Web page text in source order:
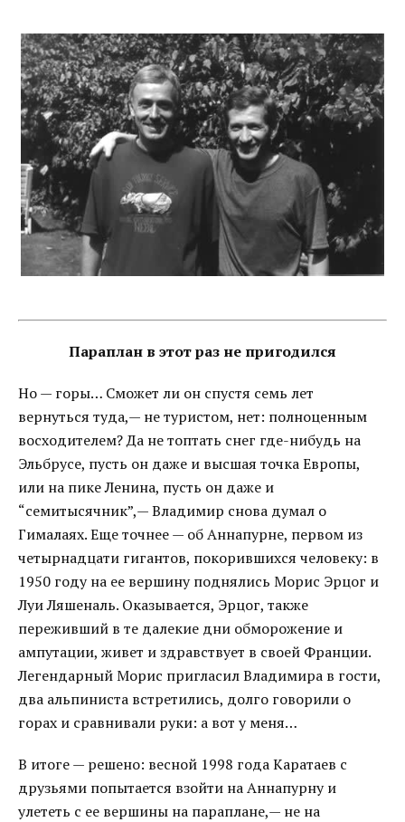
Параплан в этот раз не пригодился
Но — горы… Сможет ли он спустя семь лет
вернуться туда,— не туристом, нет: полноценным
восходителем? Да не топтать снег где-нибудь на
Эльбрусе, пусть он даже и высшая точка Европы,
или на пике Ленина, пусть он даже и
“семитысячник”,— Владимир снова думал о
Гималаях. Еще точнее — об Аннапурне, первом из
четырнадцати гигантов, покорившихся человеку: в
1950 году на ее вершину поднялись Морис Эрцог и
Луи Ляшеналь. Оказывается, Эрцог, также
переживший в те далекие дни обморожение и
ампутации, живет и здравствует в своей Франции.
Легендарный Морис пригласил Владимира в гости,
два альпиниста встретились, долго говорили о
горах и сравнивали руки: а вот у меня…
В итоге — решено: весной 1998 года Каратаев с
друзьями попытается взойти на Аннапурну и
улететь с ее вершины на параплане,— не на